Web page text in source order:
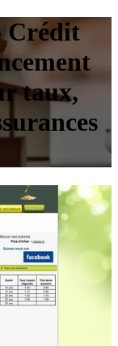
Crédit
taux,